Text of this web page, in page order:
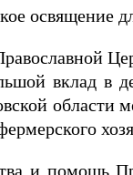
освящение
вклад в
и помощь